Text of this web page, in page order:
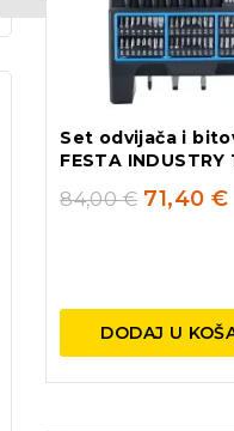
Set odvijača i
FESTA INDUSTRY
84,00€ 71,40 €
DODAJ U